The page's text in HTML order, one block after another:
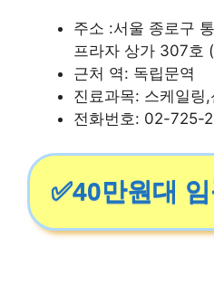
주소 :서울 종로구
프라자 상가 307호
근처 역: 독립문역
진료과목: 스케일링,
전화번호: 02-725-
✅40만원대